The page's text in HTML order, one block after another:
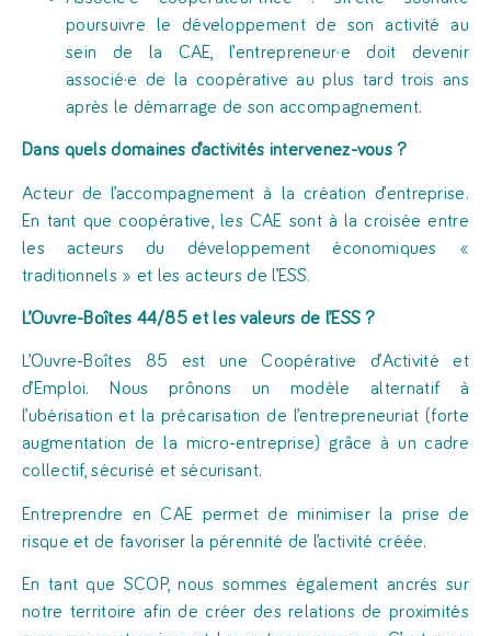
poursuivre le développement de son activité au
sein de la CAE, l’entrepreneur·e doit devenir
associé·e de la coopérative au plus tard trois ans
après le démarrage de son accompagnement.
Dans quels domaines d’activités intervenez-vous ?
Acteur de l’accompagnement à la création d’entreprise.
En tant que coopérative, les CAE sont à la croisée entre
les acteurs du développement économiques «
traditionnels » et les acteurs de l’ESS.
L’Ouvre-Boîtes 44/85 et les valeurs de l’ESS ?
L’Ouvre-Boîtes 85 est une Coopérative d’Activité et
d’Emploi. Nous prônons un modèle alternatif à
l’ubérisation et la précarisation de l’entrepreneuriat (forte
augmentation de la micro-entreprise) grâce à un cadre
collectif, sécurisé et sécurisant.
Entreprendre en CAE permet de minimiser la prise de
risque et de favoriser la pérennité de l’activité créée.
En tant que SCOP, nous sommes également ancrés sur
notre territoire afin de créer des relations de proximités